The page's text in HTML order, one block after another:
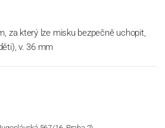
za který lze misku bezpečně uchopit,
v. 36 mm